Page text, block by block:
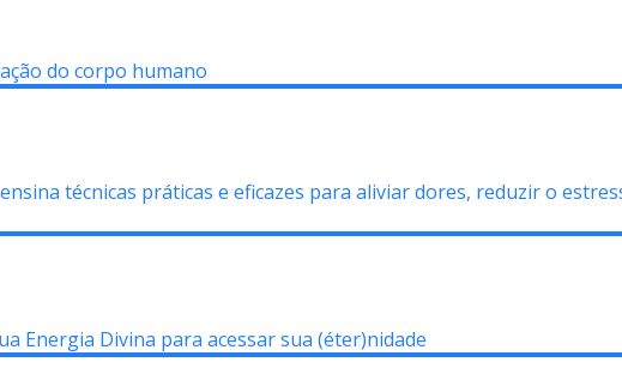
do corpo humano
técnicas práticas e eficazes para aliviar dores, reduzir o
Energia Divina para acessar sua (éter)nidade